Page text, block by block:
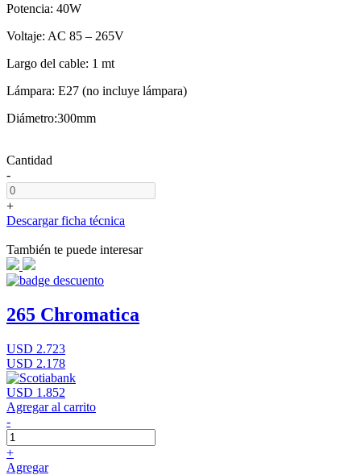
Potencia: 40W
Voltaje: AC 85 – 265V
Largo del cable: 1 mt
Lámpara: E27 (no incluye lámpara)
Diámetro:300mm
Cantidad
-
+
Descargar ficha técnica
También te puede interesar
265 Chromatica
USD 2.723
USD 2.178
USD 1.852
Agregar al carrito
-
+
Agregar